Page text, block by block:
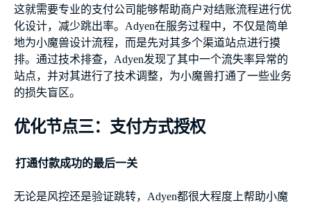
这就需要专业的支付公司能够帮助商户对结账流程进行优
化设计，减少跳出率。Adyen在服务过程中，不仅是简单
地为小魔兽设计流程，而是先对其多个渠道站点进行摸
排。通过技术排查，Adyen发现了其中一个流失率异常的
站点，并对其进行了技术调整，为小魔兽打通了一些业务
的损失盲区。
优化节点三：支付方式授权
打通付款成功的最后一关
无论是风控还是验证跳转，Adyen都很大程度上帮助小魔